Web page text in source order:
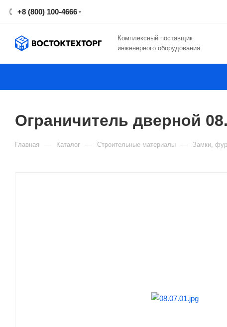
+8 (800) 100-4666
Комплексный поставщик
инженерного оборудования
Ограничитель дверной
Главная — Каталог — Строительные материалы — Замки,